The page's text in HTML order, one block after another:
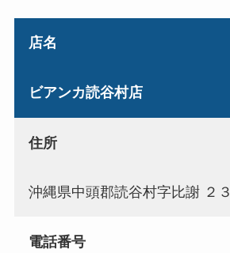
店名
ビアンカ読谷村店
住所
沖縄県中頭郡読谷村字比謝 ２３
電話番号